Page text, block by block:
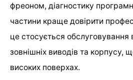
фреоном, діагностику
частини краще довірити
це стосується обслуговування
зовнішніх виводів та корпусу,
високих поверхах.